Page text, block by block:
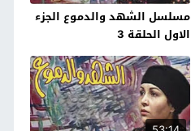
مسلسل الشهد والدموع الجزء
الاول الحلقة 3